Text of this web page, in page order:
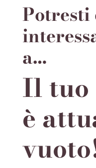
Potresti
a…
Il
è